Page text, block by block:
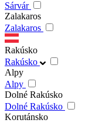
Sárvár
Zalakaros
Zalakaros
Rakúsko
Rakúsko
Alpy
Alpy
Dolné Rakúsko
Dolné Rakúsko
Korutánsko